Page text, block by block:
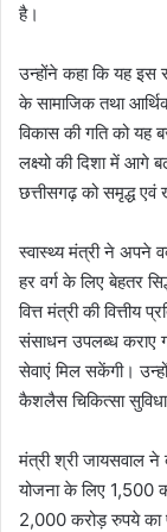
है।
उन्होंने कहा कि यह
के सामाजिक तथा
विकास की गति को
लक्ष्यो की दिशा में आगे
छत्तीसगढ़ को समृद्ध
स्वास्थ्य मंत्री ने अपने
हर वर्ग के लिए बेहतर
वित्त मंत्री की वित्तीय
संसाधन उपलब्ध कराए
सेवाएं मिल सकेंगी।
कैशलैस चिकित्सा
मंत्री श्री जायसवाल ने
योजना के लिए 1,500
2,000 करोड़ रुपये का